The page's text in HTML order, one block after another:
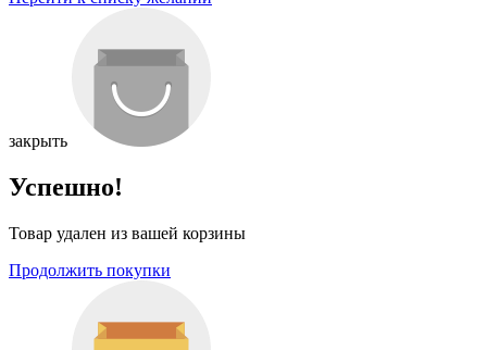
закрыть
Успешно!
Товар удален из вашей корзины
Продолжить покупки